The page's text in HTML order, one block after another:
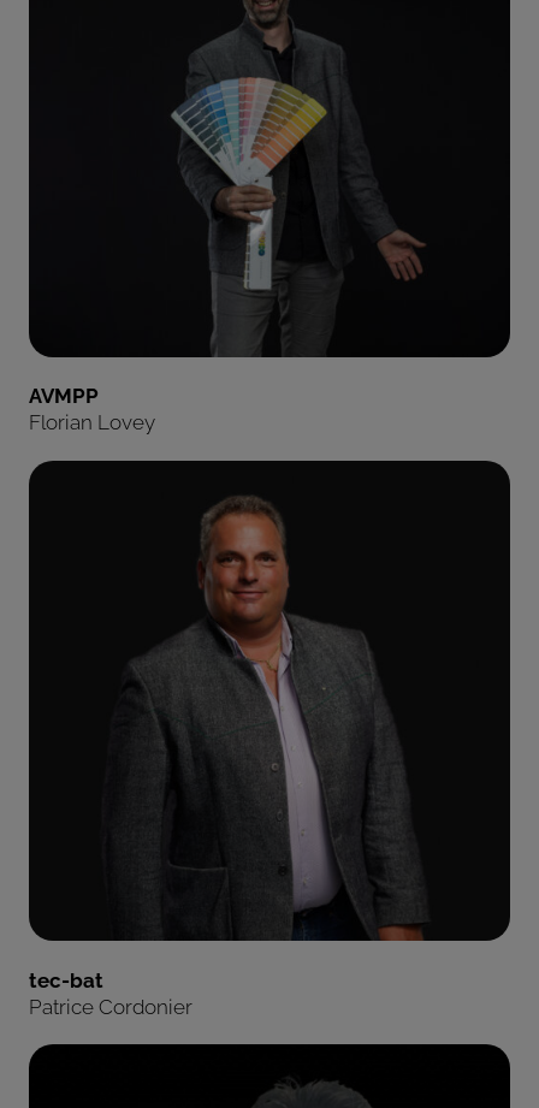
AVMPP
Florian Lovey
tec-bat
Patrice Cordonier